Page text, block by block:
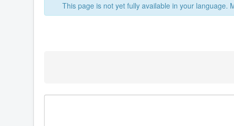
This page is not yet fully available in your language.